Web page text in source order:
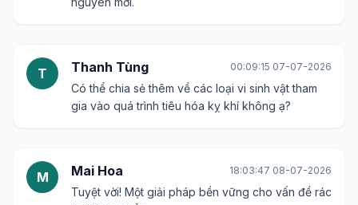
T Thanh Tùng 00:09:15 07-07-2026
Có thể chia sẻ thêm về các loại vi sinh vật tham
gia vào quá trình tiêu hóa kỵ khí không ạ?
M Mai Hoa 18:03:47 08-07-2026
Tuyệt vời! Một giải pháp bền vững cho vấn đề rác